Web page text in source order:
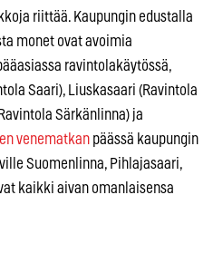
riittää. Kaupungin edustalla
monet ovat avoimia
ravintolakäytössä,
Saari), Liuskasaari (Ravintola
Särkänlinna) ja
venematkan päässä kaupungin
Suomenlinna, Pihlajasaari,
kaikki aivan omanlaisensa